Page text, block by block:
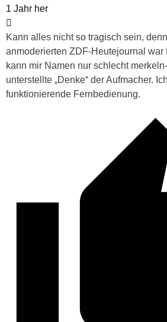
1 Jahr her
Kann alles nicht so tragisch sein,
anmoderierten ZDF-Heutejournal war
kann mir Namen nur schlecht
unterstellte „Denke“ der Aufmacher.
funktionierende Fernbedienung.